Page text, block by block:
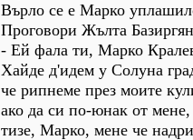
Върло се е Марко
Проговори Жълта
- Ей фала ти, Марко
Хайде д'идем у Солуна
че рипнеме през моите
ако да си по-юнак от мене,
тизе, Марко, мене че